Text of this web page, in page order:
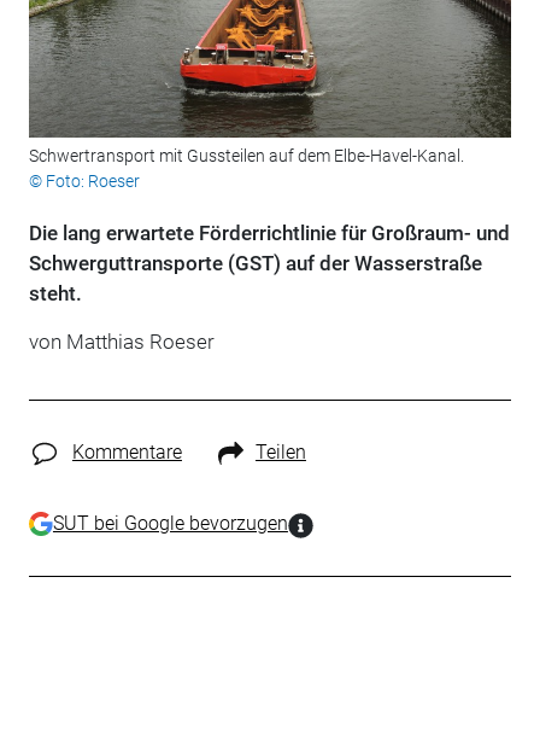
Schwertransport mit Gussteilen auf dem Elbe-Havel-Kanal.
© Foto: Roeser
Die lang erwartete Förderrichtlinie für Großraum- und
Schwerguttransporte (GST) auf der Wasserstraße
steht.
von Matthias Roeser
Kommentare Teilen
SUT bei Google bevorzugen